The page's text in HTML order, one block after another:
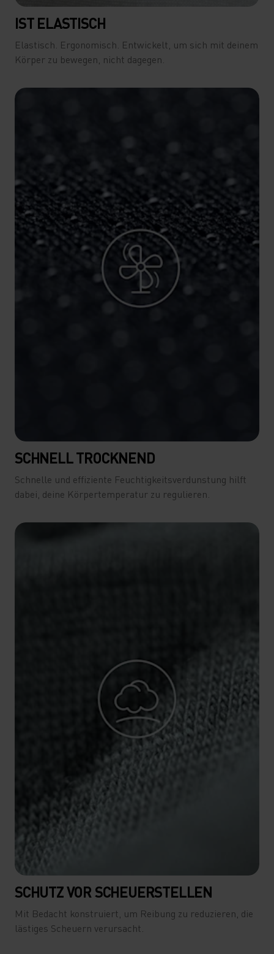
IST ELASTISCH
Elastisch. Ergonomisch. Entwickelt, um sich mit deinem
Körper zu bewegen, nicht dagegen.
SCHNELL TROCKNEND
Schnelle und effiziente Feuchtigkeitsverdunstung hilft
dabei, deine Körpertemperatur zu regulieren.
SCHUTZ VOR SCHEUERSTELLEN
Mit Bedacht konstruiert, um Reibung zu reduzieren, die
lästiges Scheuern verursacht.